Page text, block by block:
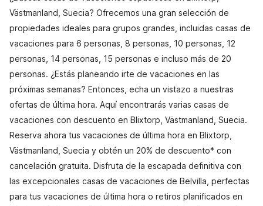
Västmanland, Suecia? Ofrecemos una gran selección de
propiedades ideales para grupos grandes, incluidas casas de
vacaciones para 6 personas, 8 personas, 10 personas, 12
personas, 14 personas, 15 personas e incluso más de 20
personas. ¿Estás planeando irte de vacaciones en las
próximas semanas? Entonces, echa un vistazo a nuestras
ofertas de última hora. Aquí encontrarás varias casas de
vacaciones con descuento en Blixtorp, Västmanland, Suecia.
Reserva ahora tus vacaciones de última hora en Blixtorp,
Västmanland, Suecia y obtén un 20% de descuento* con
cancelación gratuita. Disfruta de la escapada definitiva con
las excepcionales casas de vacaciones de Belvilla, perfectas
para tus vacaciones de última hora o retiros planificados en